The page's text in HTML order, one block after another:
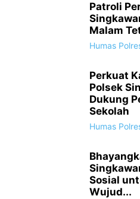
Patroli
Malam
Humas
Perkuat
Polsek
Dukung
Sekolah
Humas
Sosial
Wujud...